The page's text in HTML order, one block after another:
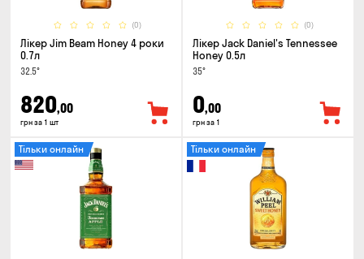
(0)
Лікер Jim Beam Honey 4 роки
0.7л
32.5°
820,00
грн за 1 шт
(0)
Лікер Jack Daniel's Tennessee
Honey 0.5л
35°
0,00
грн за 1
Тільки онлайн Тільки онлайн